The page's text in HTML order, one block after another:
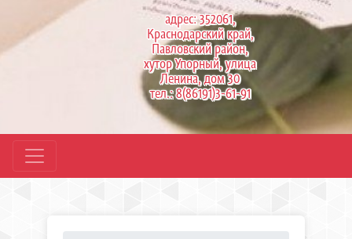
адрес: 352061,
Краснодарский край,
Павловский район,
хутор Упорный, улица
Ленина, дом 30
тел.: 8(86191)3-61-91